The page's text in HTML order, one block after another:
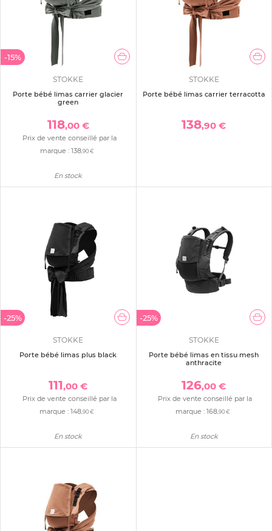
-15%
STOKKE
Porte bébé limas carrier glacier
green
118,00 €
Prix de vente conseillé par la
marque : 138,90 €
En stock
STOKKE
Porte bébé limas carrier terracotta
138,90 €
-25%
STOKKE
Porte bébé limas plus black
111,00 €
Prix de vente conseillé par la
marque :148,90 €
En stock
-25%
STOKKE
Porte bébé limas en tissu mesh
anthracite
126,00 €
Prix de vente conseillé par la
marque : 168,90 €
En stock